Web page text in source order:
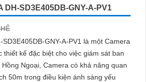
DH-SD3E405DB-GNY-A-PV1
GNY-A-PV1 là một Camera
kế đặc biệt cho việc giám sát ban
50m trong điều kiện ánh sáng yếu